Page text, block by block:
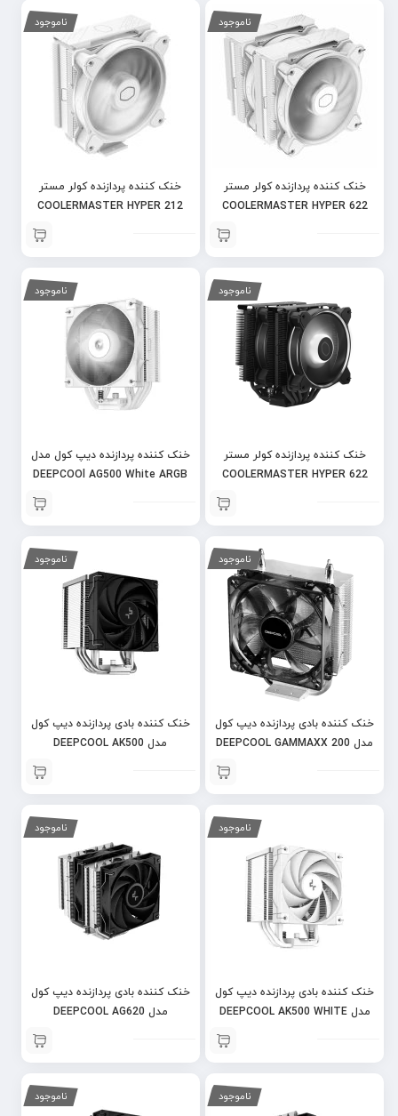
ناموجود
خنک کننده پردازنده کولر مستر
COOLERMASTER HYPER 622
ناموجود
خنک کننده پردازنده کولر مستر
COOLERMASTER HYPER 212
ناموجود
خنک کننده پردازنده کولر مستر
COOLERMASTER HYPER 622
ناموجود
خنک کننده پردازنده دیپ کول مدل
DEEPCOOl AG500 White ARGB
ناموجود
خنک کننده بادی پردازنده دیپ کول
مدل DEEPCOOL GAMMAXX 200
ناموجود
خنک کننده بادی پردازنده دیپ کول
مدل DEEPCOOL AK500
ناموجود
خنک کننده بادی پردازنده دیپ کول
مدل DEEPCOOL AK500 WHITE
ناموجود
خنک کننده بادی پردازنده دیپ کول
مدل DEEPCOOL AG620
ناموجود ناموجود